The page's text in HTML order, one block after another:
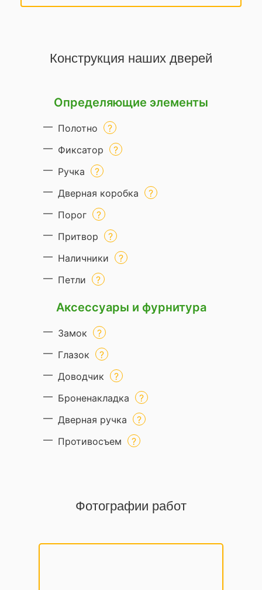
Конструкция наших дверей
Определяющие элементы
Полотно
Фиксатор
Ручка
Дверная коробка
Порог
Притвор
Наличники
Петли
Аксессуары и фурнитура
Замок
Глазок
Доводчик
Броненакладка
Дверная ручка
Противосъем
Фотографии работ